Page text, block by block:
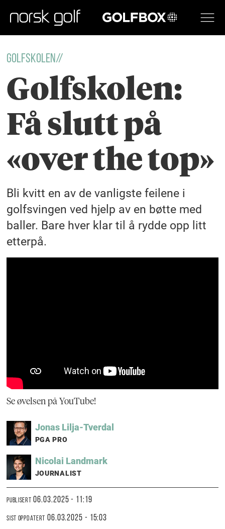
GOLFBOX
Golfskolen//
Golfskolen:
Få slutt på
«over the top»
Bli kvitt en av de vanligste feilene i
golfsvingen ved hjelp av en bøtte med
baller. Bare hver klar til å rydde opp litt
etterpå.
Se øvelsen på YouTube!
Jonas Lilja-Tverdal
PGA PRO
Nicolai Landmark
JOURNALIST
PUBLISERT 06.03.2025 - 11:19
SIST OPPDATERT 06.03.2025 - 15:03